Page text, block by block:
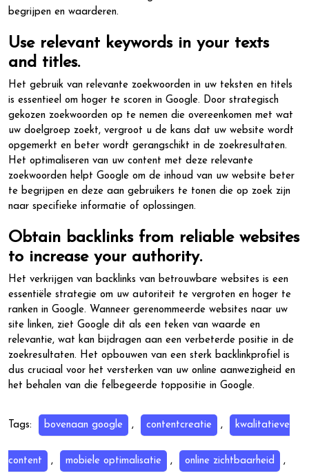
begrijpen en waarderen.
Use relevant keywords in your texts
and titles.
Het gebruik van relevante zoekwoorden in uw teksten en titels
is essentieel om hoger te scoren in Google. Door strategisch
gekozen zoekwoorden op te nemen die overeenkomen met wat
uw doelgroep zoekt, vergroot u de kans dat uw website wordt
opgemerkt en beter wordt gerangschikt in de zoekresultaten.
Het optimaliseren van uw content met deze relevante
zoekwoorden helpt Google om de inhoud van uw website beter
te begrijpen en deze aan gebruikers te tonen die op zoek zijn
naar specifieke informatie of oplossingen.
Obtain backlinks from reliable websites
to increase your authority.
Het verkrijgen van backlinks van betrouwbare websites is een
essentiële strategie om uw autoriteit te vergroten en hoger te
ranken in Google. Wanneer gerenommeerde websites naar uw
site linken, ziet Google dit als een teken van waarde en
relevantie, wat kan bijdragen aan een verbeterde positie in de
zoekresultaten. Het opbouwen van een sterk backlinkprofiel is
dus cruciaal voor het versterken van uw online aanwezigheid en
het behalen van die felbegeerde toppositie in Google.
Tags: bovenaan google , contentcreatie , kwalitatieve
content , mobiele optimalisatie , online zichtbaarheid ,